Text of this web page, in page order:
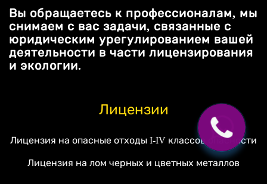
Вы обращаетесь к профессионалам, мы
снимаем с вас задачи, связанные с
юридическим урегулированием вашей
деятельности в части лицензирования
и экологии.
Лицензии
Лицензия на опасные отходы I-IV классов опасности
Лицензия на лом черных и цветных металлов